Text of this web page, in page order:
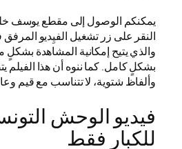
يمكنكم الوصول إلى مقطع يوسف
النقر على زر تشغيل الفيِديو المرفق
والذي يتيح إمكانية المشاهدة
بشكلٍ كامل. كما ننوه أن هذا
وألفاظ شتوية، لا تتناسب مع قيم
فيديو الوحش
للكبار فقط